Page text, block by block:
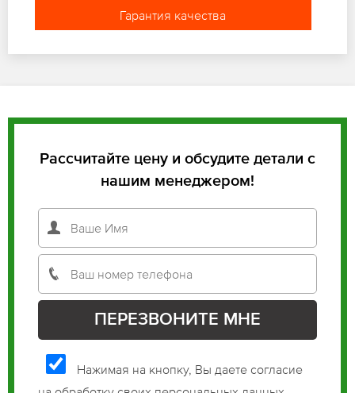
Гарантия качества
Рассчитайте цену и обсудите детали с
нашим менеджером!
Нажимая на кнопку, Вы даете согласие